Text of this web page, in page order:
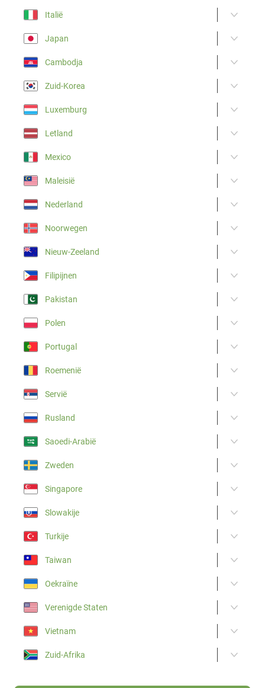
Italië
Japan
Cambodja
Zuid-Korea
Luxemburg
Letland
Mexico
Maleisië
Nederland
Noorwegen
Nieuw-Zeeland
Filipijnen
Pakistan
Polen
Portugal
Roemenië
Servië
Rusland
Saoedi-Arabië
Zweden
Singapore
Slowakije
Turkije
Taiwan
Oekraïne
Verenigde Staten
Vietnam
Zuid-Afrika